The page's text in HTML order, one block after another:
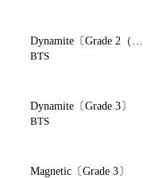
Dynamite〔Grade 2（小
編成）〕
BTS
Dynamite〔Grade 3〕
BTS
Magnetic〔Grade 3〕